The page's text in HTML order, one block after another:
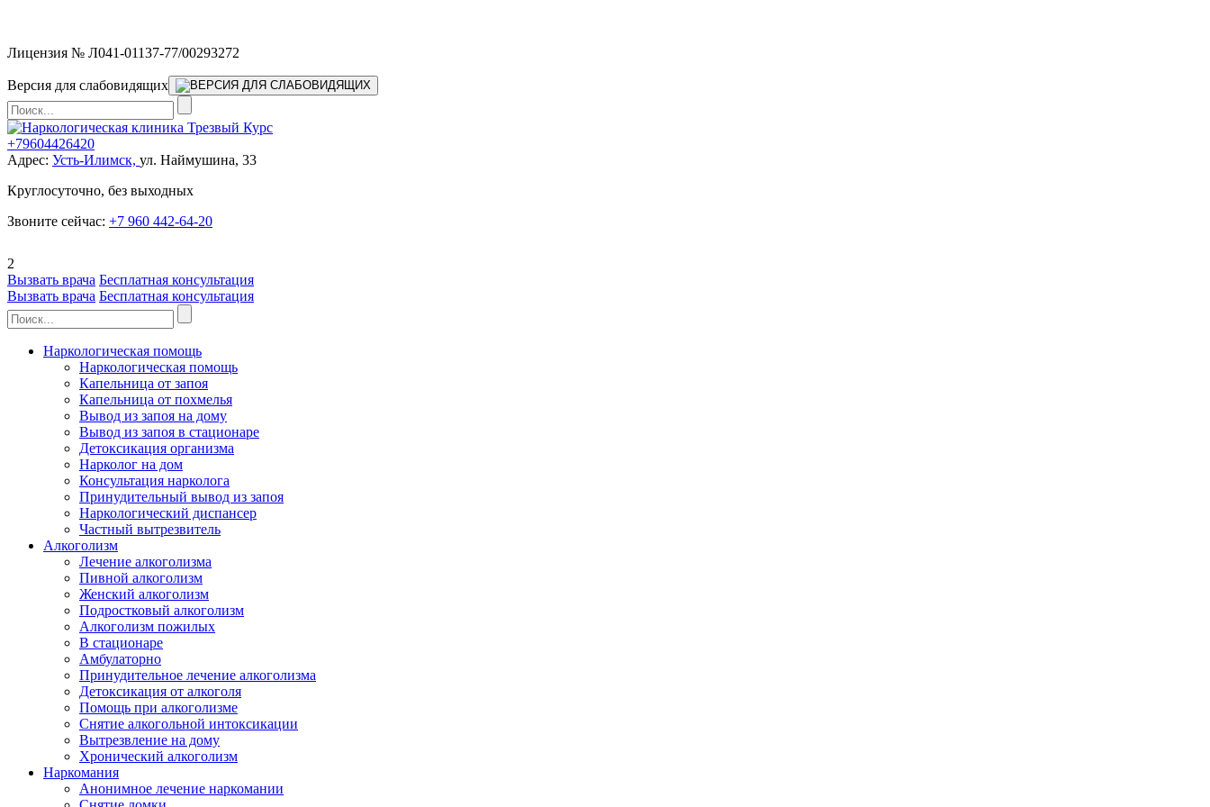
Лицензия № Л041-01137-77/00293272
Версия для слабовидящих
+79604426420
Адрес: Усть-Илимск, ул. Наймушина, 33
Круглосуточно, без выходных
Звоните сейчас: +7 960 442-64-20
2
Вызвать врача Бесплатная консультация
Вызвать врача Бесплатная консультация
Наркологическая помощь
Наркологическая помощь
Капельница от запоя
Капельница от похмелья
Вывод из запоя на дому
Вывод из запоя в стационаре
Детоксикация организма
Нарколог на дом
Консультация нарколога
Принудительный вывод из запоя
Наркологический диспансер
Частный вытрезвитель
Алкоголизм
Лечение алкоголизма
Пивной алкоголизм
Женский алкоголизм
Подростковый алкоголизм
Алкоголизм пожилых
В стационаре
Амбулаторно
Принудительное лечение алкоголизма
Детоксикация от алкоголя
Помощь при алкоголизме
Снятие алкогольной интоксикации
Вытрезвление на дому
Хронический алкоголизм
Наркомания
Анонимное лечение наркомании